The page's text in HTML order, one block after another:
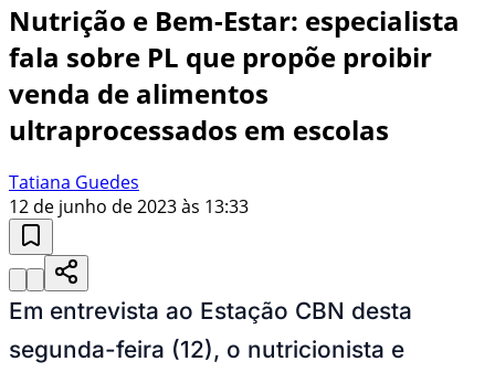
Nutrição e Bem-Estar: especialista
fala sobre PL que propõe proibir
venda de alimentos
ultraprocessados em escolas
Tatiana Guedes
12 de junho de 2023 às 13:33
Em entrevista ao Estação CBN desta
segunda-feira (12), o nutricionista e